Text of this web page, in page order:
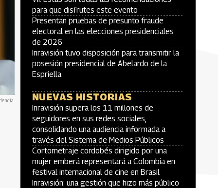
para que disfrutes este evento
Presentan pruebas de presunto fraude
electoral en las elecciones presidenciales
de 2026
Inravisión tuvo disposición para transmitir la
posesión presidencial de Abelardo de la
Espriella
NUEVAS HISTORIAS
Inravisión supera los 11 millones de
seguidores en sus redes sociales,
consolidando una audiencia informada a
través del Sistema de Medios Públicos
Cortometraje cordobés dirigido por una
mujer emberá representará a Colombia en
festival internacional de cine en Brasil
Inravisión: una gestión que hizo más público